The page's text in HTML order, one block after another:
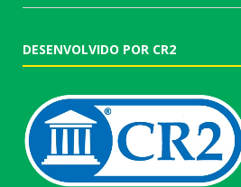
DESENVOLVIDO POR CR2